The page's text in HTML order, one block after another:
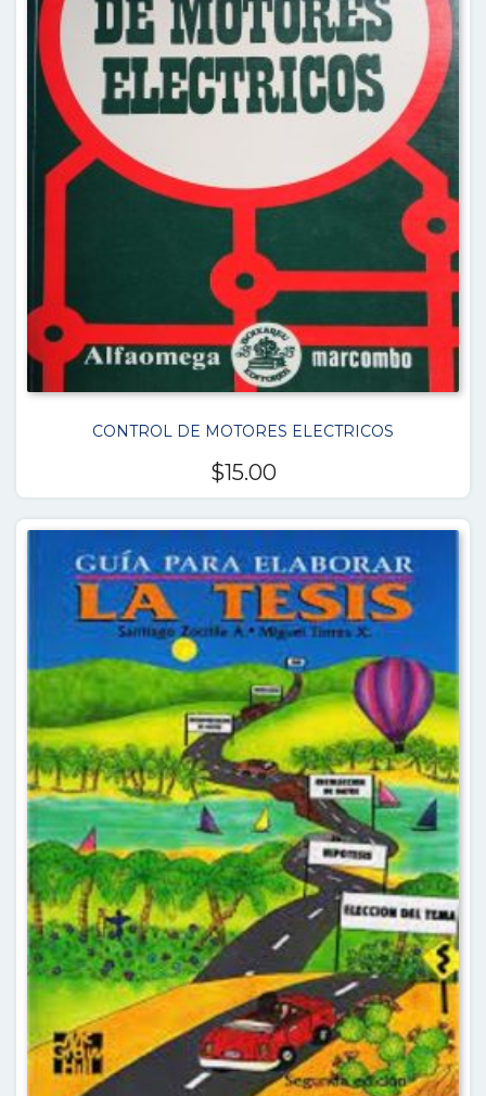
CONTROL DE MOTORES ELECTRICOS
$15.00